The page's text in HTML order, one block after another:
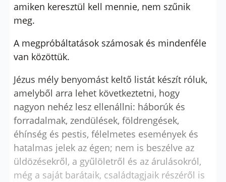
amiken keresztül kell mennie, nem szűnik
meg.
A megpróbáltatások számosak és mindenféle
van közöttük.
Jézus mély benyomást keltő listát készít róluk,
amelyből arra lehet következtetni, hogy
nagyon nehéz lesz ellenállni: háborúk és
forradalmak, zendülések, földrengések,
éhínség és pestis, félelmetes események és
hatalmas jelek az égen; nem is beszélve az
üldözésekről, a gyűlöletről és az árulásokról,
még a saját barátaik, családtagjaik részéről is